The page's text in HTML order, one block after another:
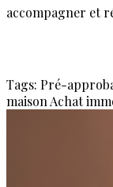
accompagner et
Tags: Pré-
maison Achat